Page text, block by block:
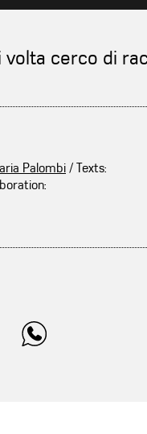
volta cerco di
Palombi / Texts: